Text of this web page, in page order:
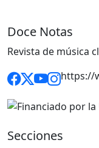
Doce Notas
Revista de música
https://
Secciones